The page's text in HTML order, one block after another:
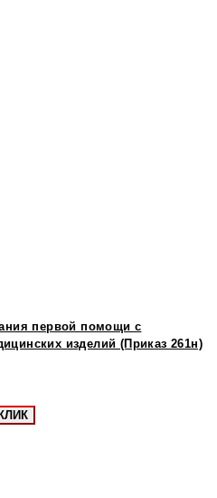
первой помощи с
изделий (Приказ 261н)